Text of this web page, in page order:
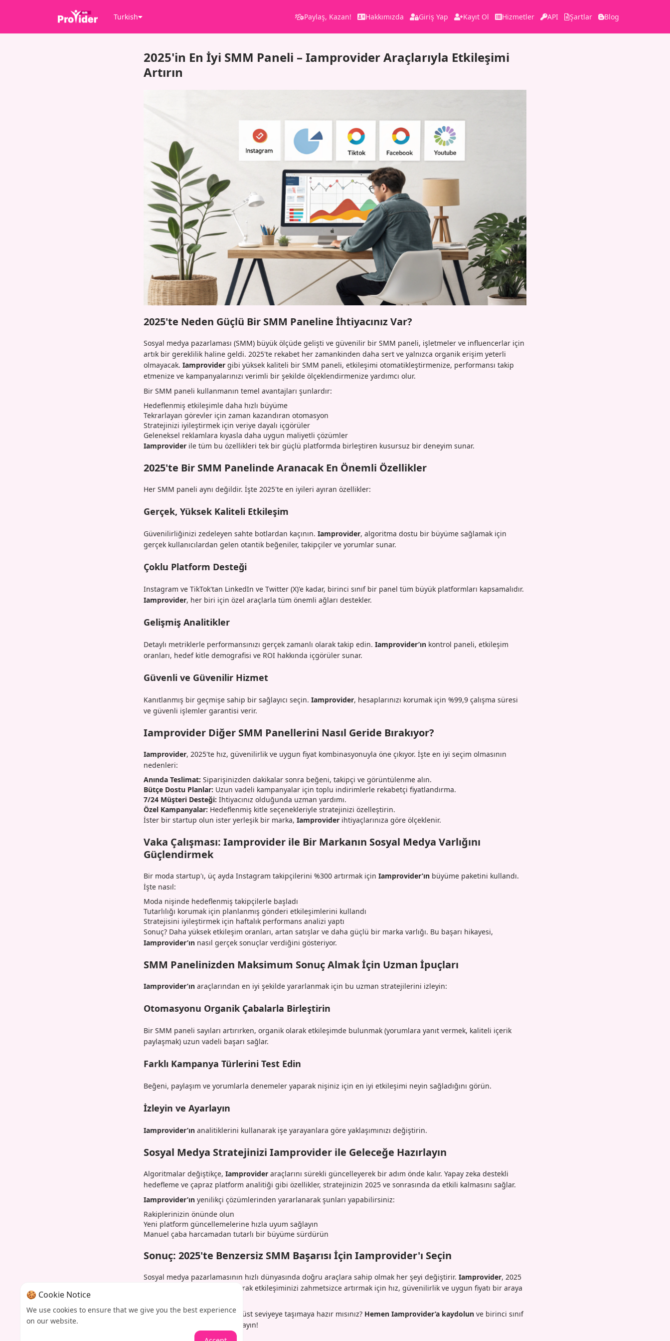
Turkish Paylaş, Kazan! Hakkımızda Giriş Yap Kayıt Ol Hizmetler API Şartlar Blog
2025'in En İyi SMM Paneli – Iamprovider Araçlarıyla Etkileşimi
Artırın
2025'te Neden Güçlü Bir SMM Paneline İhtiyacınız Var?
Sosyal medya pazarlaması (SMM) büyük ölçüde gelişti ve güvenilir bir SMM paneli, işletmeler ve influencerlar için
artık bir gereklilik haline geldi. 2025'te rekabet her zamankinden daha sert ve yalnızca organik erişim yeterli
olmayacak. Iamprovider gibi yüksek kaliteli bir SMM paneli, etkileşimi otomatikleştirmenize, performansı takip
etmenize ve kampanyalarınızı verimli bir şekilde ölçeklendirmenize yardımcı olur.
Bir SMM paneli kullanmanın temel avantajları şunlardır:
Hedeflenmiş etkileşimle daha hızlı büyüme
Tekrarlayan görevler için zaman kazandıran otomasyon
Stratejinizi iyileştirmek için veriye dayalı içgörüler
Geleneksel reklamlara kıyasla daha uygun maliyetli çözümler
Iamprovider ile tüm bu özellikleri tek bir güçlü platformda birleştiren kusursuz bir deneyim sunar.
2025'te Bir SMM Panelinde Aranacak En Önemli Özellikler
Her SMM paneli aynı değildir. İşte 2025'te en iyileri ayıran özellikler:
Gerçek, Yüksek Kaliteli Etkileşim
Güvenilirliğinizi zedeleyen sahte botlardan kaçının. Iamprovider, algoritma dostu bir büyüme sağlamak için
gerçek kullanıcılardan gelen otantik beğeniler, takipçiler ve yorumlar sunar.
Çoklu Platform Desteği
Instagram ve TikTok'tan LinkedIn ve Twitter (X)'e kadar, birinci sınıf bir panel tüm büyük platformları kapsamalıdır.
Iamprovider, her biri için özel araçlarla tüm önemli ağları destekler.
Gelişmiş Analitikler
Detaylı metriklerle performansınızı gerçek zamanlı olarak takip edin. Iamprovider’ın kontrol paneli, etkileşim
oranları, hedef kitle demografisi ve ROI hakkında içgörüler sunar.
Güvenli ve Güvenilir Hizmet
Kanıtlanmış bir geçmişe sahip bir sağlayıcı seçin. Iamprovider, hesaplarınızı korumak için %99,9 çalışma süresi
ve güvenli işlemler garantisi verir.
Iamprovider Diğer SMM Panellerini Nasıl Geride Bırakıyor?
Iamprovider, 2025'te hız, güvenilirlik ve uygun fiyat kombinasyonuyla öne çıkıyor. İşte en iyi seçim olmasının
nedenleri:
Anında Teslimat: Siparişinizden dakikalar sonra beğeni, takipçi ve görüntülenme alın.
Bütçe Dostu Planlar: Uzun vadeli kampanyalar için toplu indirimlerle rekabetçi fiyatlandırma.
7/24 Müşteri Desteği: İhtiyacınız olduğunda uzman yardımı.
Özel Kampanyalar: Hedeflenmiş kitle seçenekleriyle stratejinizi özelleştirin.
İster bir startup olun ister yerleşik bir marka, Iamprovider ihtiyaçlarınıza göre ölçeklenir.
Vaka Çalışması: Iamprovider ile Bir Markanın Sosyal Medya Varlığını
Güçlendirmek
Bir moda startup'ı, üç ayda Instagram takipçilerini %300 artırmak için Iamprovider’ın büyüme paketini kullandı.
İşte nasıl:
Moda nişinde hedeflenmiş takipçilerle başladı
Tutarlılığı korumak için planlanmış gönderi etkileşimlerini kullandı
Stratejisini iyileştirmek için haftalık performans analizi yaptı
Sonuç? Daha yüksek etkileşim oranları, artan satışlar ve daha güçlü bir marka varlığı. Bu başarı hikayesi,
Iamprovider’ın nasıl gerçek sonuçlar verdiğini gösteriyor.
SMM Panelinizden Maksimum Sonuç Almak İçin Uzman İpuçları
Iamprovider’ın araçlarından en iyi şekilde yararlanmak için bu uzman stratejilerini izleyin:
Otomasyonu Organik Çabalarla Birleştirin
Bir SMM paneli sayıları artırırken, organik olarak etkileşimde bulunmak (yorumlara yanıt vermek, kaliteli içerik
paylaşmak) uzun vadeli başarı sağlar.
Farklı Kampanya Türlerini Test Edin
Beğeni, paylaşım ve yorumlarla denemeler yaparak nişiniz için en iyi etkileşimi neyin sağladığını görün.
İzleyin ve Ayarlayın
Iamprovider’ın analitiklerini kullanarak işe yarayanlara göre yaklaşımınızı değiştirin.
Sosyal Medya Stratejinizi Iamprovider ile Geleceğe Hazırlayın
Algoritmalar değiştikçe, Iamprovider araçlarını sürekli güncelleyerek bir adım önde kalır. Yapay zeka destekli
hedefleme ve çapraz platform analitiği gibi özellikler, stratejinizin 2025 ve sonrasında da etkili kalmasını sağlar.
Iamprovider’ın yenilikçi çözümlerinden yararlanarak şunları yapabilirsiniz:
Rakiplerinizin önünde olun
Yeni platform güncellemelerine hızla uyum sağlayın
Manuel çaba harcamadan tutarlı bir büyüme sürdürün
Sonuç: 2025'te Benzersiz SMM Başarısı İçin Iamprovider'ı Seçin
Sosyal medya pazarlamasının hızlı dünyasında doğru araçlara sahip olmak her şeyi değiştirir. Iamprovider, 2025
için en iyi SMM panelini sunarak etkileşiminizi zahmetsizce artırmak için hız, güvenilirlik ve uygun fiyatı bir araya
Sosyal medya oyununuzu bir üst seviyeye taşımaya hazır mısınız? Hemen Iamprovider’a kaydolun ve birinci sınıf
bir SMM panelinin farkını yaşayın!
🍪 Cookie Notice
We use cookies to ensure that we give you the best experience
on our website.